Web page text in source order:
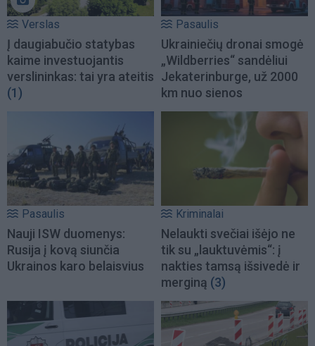
Verslas
Į daugiabučio statybas
kaime investuojantis
verslininkas: tai yra ateitis
(1)
Pasaulis
Ukrainiečių dronai smogė
„Wildberries“ sandėliui
Jekaterinburge, už 2000
km nuo sienos
Pasaulis
Nauji ISW duomenys:
Rusija į kovą siunčia
Ukrainos karo belaisvius
Kriminalai
Nelaukti svečiai išėjo ne
tik su „lauktuvėmis“: į
nakties tamsą išsivedė ir
merginą (3)